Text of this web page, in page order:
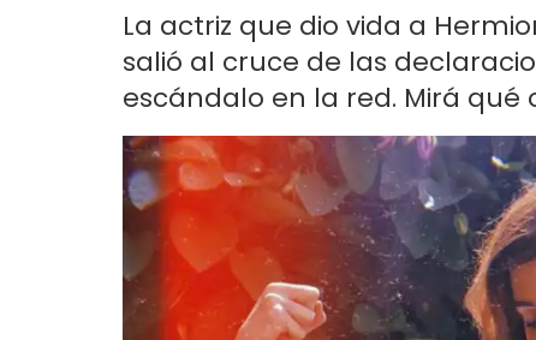
La actriz que dio vida a
salió al cruce de las
escándalo en la red. Mirá